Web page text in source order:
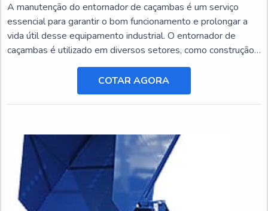
A manutenção do entornador de caçambas é um serviço
essencial para garantir o bom funcionamento e prolongar a
vida útil desse equipamento industrial. O entornador de
caçambas é utilizado em diversos setores, como construção
civil, mineração e agricultura, e está sujeito a desgastes e
danos ao longo do tempo.COTAR AGORA